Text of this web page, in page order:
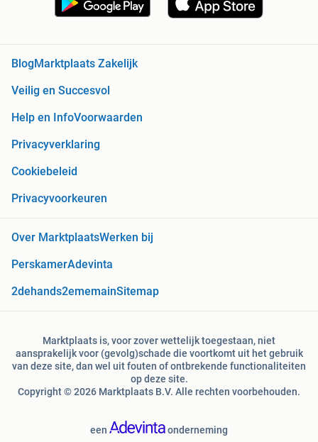
BlogMarktplaats Zakelijk
Veilig en Succesvol
Help en InfoVoorwaarden
Privacyverklaring
Cookiebeleid
Privacyvoorkeuren
Over MarktplaatsWerken bij
PerskamerAdevinta
2dehands2ememainSitemap
Marktplaats is, voor zover wettelijk toegestaan, niet
aansprakelijk voor (gevolg)schade die voortkomt uit het gebruik
van deze site, dan wel uit fouten of ontbrekende functionaliteiten
op deze site.
Copyright © 2026 Marktplaats B.V. Alle rechten voorbehouden.
een onderneming